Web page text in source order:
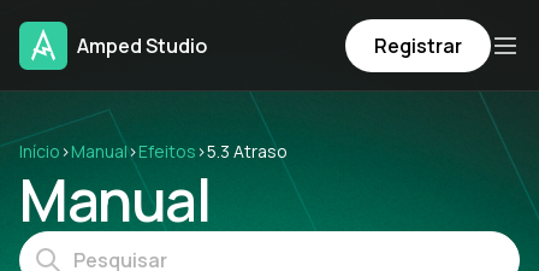
Amped Studio Registrar
Início›Manual›Efeitos ›5.3 Atraso
Manual